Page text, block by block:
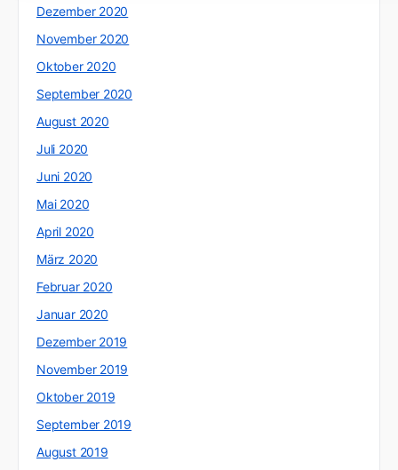
Dezember 2020
November 2020
Oktober 2020
September 2020
August 2020
Juli 2020
Juni 2020
Mai 2020
April 2020
März 2020
Februar 2020
Januar 2020
Dezember 2019
November 2019
Oktober 2019
September 2019
August 2019